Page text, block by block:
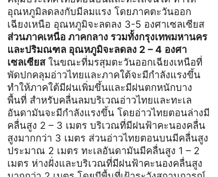
อุณหภูมิลดลงกับมีลมแรง โดยภาคตะวันออก
เฉียงเหนือ อุณหภูมิจะลดลง 3-5 องศาเซลเซียส
ส่วนภาคเหนือ ภาคกลาง รวมทั้งกรุงเทพมหานคร
และปริมณฑล อุณหภูมิจะลดลง 2 – 4 องศา
เซลเซียสในขณะที่มรสุมตะวันออกเฉียงเหนือที่
พัดปกคลุมอ่าวไทยและภาคใต้จะมีกำลังแรงขึ้น
ทำให้ภาคใต้มีฝนเพิ่มขึ้นและมีฝนตกหนักบาง
พื้นที่ สำหรับคลื่นลมบริเวณอ่าวไทยและทะเล
อันดามันจะมีกำลังแรงขึ้น โดยอ่าวไทยตอนล่างมี
คลื่นสูง 2 – 3 เมตร บริเวณที่มีฝนฟ้าคะนองคลื่น
สูงมากกว่า 3 เมตร ส่วนอ่าวไทยตอนบนมีคลื่นสูง
ประมาณ 2 เมตร ทะเลอันดามันมีคลื่นสูง 1 – 2
เมตร ห่างฝั่งและบริเวณที่มีฝนฟ้าคะนองคลื่นสูง